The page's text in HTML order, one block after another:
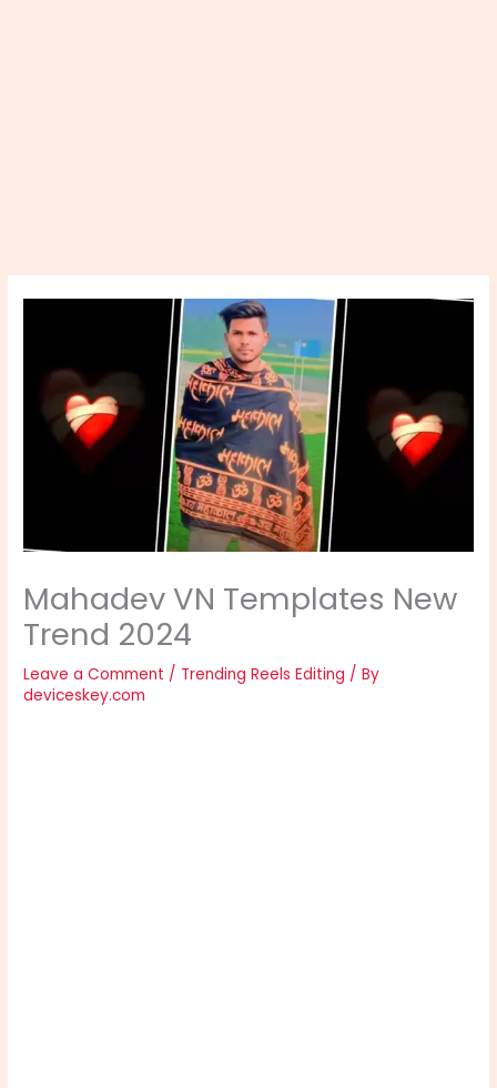
Mahadev VN Templates New
Trend 2024
Leave a Comment / Trending Reels Editing / By
deviceskey.com